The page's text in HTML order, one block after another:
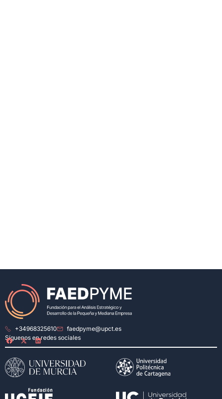
+34968325610
faedpyme@upct.es
Síguenos en redes sociales